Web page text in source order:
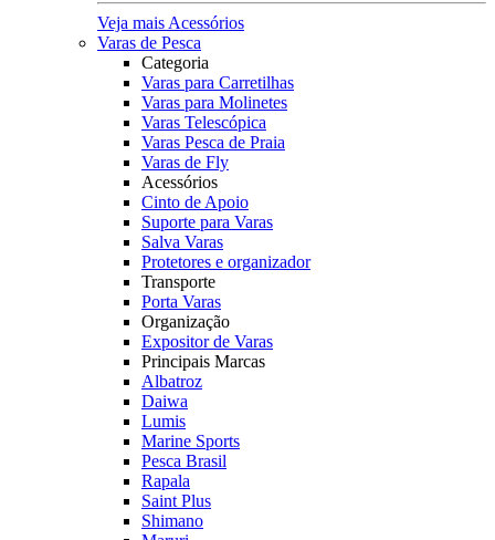
Veja mais Acessórios
Varas de Pesca
Categoria
Varas para Carretilhas
Varas para Molinetes
Varas Telescópica
Varas Pesca de Praia
Varas de Fly
Acessórios
Cinto de Apoio
Suporte para Varas
Salva Varas
Protetores e organizador
Transporte
Porta Varas
Organização
Expositor de Varas
Principais Marcas
Albatroz
Daiwa
Lumis
Marine Sports
Pesca Brasil
Rapala
Saint Plus
Shimano